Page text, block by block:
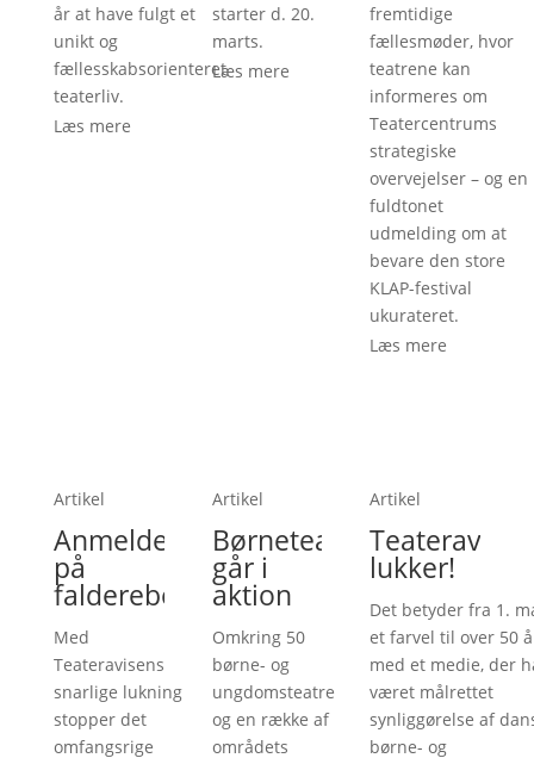
år at have fulgt et
unikt og
fællesskabsorienteret
teaterliv.
Læs mere
starter d. 20.
marts.
Læs mere
fremtidige
fællesmøder, hvor
teatrene kan
informeres om
Teatercentrums
strategiske
overvejelser – og en
fuldtonet
udmelding om at
bevare den store
KLAP-festival
ukurateret.
Læs mere
Artikel
Anmelderi
på
falderebet
Med
Teateravisens
snarlige lukning
stopper det
omfangsrige
Artikel
Børneteatre
går i
aktion
Omkring 50
børne- og
ungdomsteatre
og en række af
områdets
Artikel
Teateravisen
lukker!
Det betyder fra 1.
et farvel til over 50
med et medie, der
været målrettet
synliggørelse af
børne- og